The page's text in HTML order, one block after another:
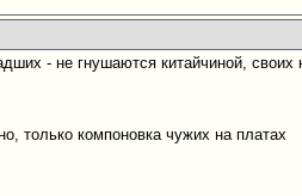
- не гнушаются китайчиной, своих
только компоновка чужих на платах